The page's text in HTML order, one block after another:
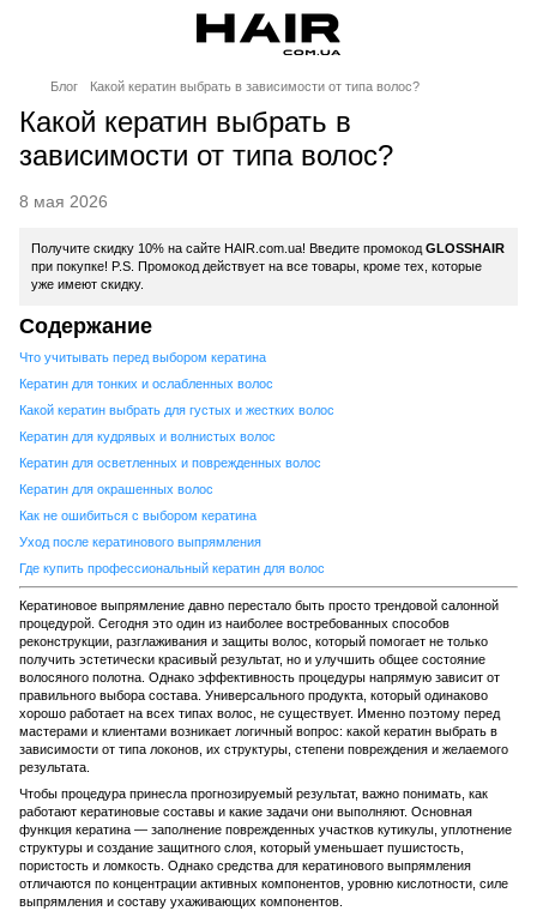
Блог Какой кератин выбрать в зависимости от типа волос?
Какой кератин выбрать в
зависимости от типа волос?
8 мая 2026
Получите скидку 10% на сайте HAIR.com.ua! Введите промокод GLOSSHAIR
при покупке! P.S. Промокод действует на все товары, кроме тех, которые
уже имеют скидку.
Содержание
Что учитывать перед выбором кератина
Кератин для тонких и ослабленных волос
Какой кератин выбрать для густых и жестких волос
Кератин для кудрявых и волнистых волос
Кератин для осветленных и поврежденных волос
Кератин для окрашенных волос
Как не ошибиться с выбором кератина
Уход после кератинового выпрямления
Где купить профессиональный кератин для волос
Кератиновое выпрямление давно перестало быть просто трендовой салонной
процедурой. Сегодня это один из наиболее востребованных способов
реконструкции, разглаживания и защиты волос, который помогает не только
получить эстетически красивый результат, но и улучшить общее состояние
волосяного полотна. Однако эффективность процедуры напрямую зависит от
правильного выбора состава. Универсального продукта, который одинаково
хорошо работает на всех типах волос, не существует. Именно поэтому перед
мастерами и клиентами возникает логичный вопрос: какой кератин выбрать в
зависимости от типа локонов, их структуры, степени повреждения и желаемого
результата.
Чтобы процедура принесла прогнозируемый результат, важно понимать, как
работают кератиновые составы и какие задачи они выполняют. Основная
функция кератина — заполнение поврежденных участков кутикулы, уплотнение
структуры и создание защитного слоя, который уменьшает пушистость,
пористость и ломкость. Однако средства для кератинового выпрямления
отличаются по концентрации активных компонентов, уровню кислотности, силе
выпрямления и составу ухаживающих компонентов.